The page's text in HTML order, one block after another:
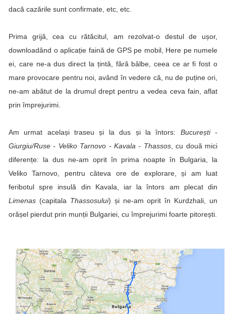
dacă cazările sunt confirmate, etc, etc.
Prima grijă, cea cu rătăcitul, am rezolvat-o destul de ușor,
downloadând o aplicație faină de GPS pe mobil, Here pe numele
ei, care ne-a dus direct la țintă, fără bâlbe, ceea ce ar fi fost o
mare provocare pentru noi, având în vedere că, nu de puține ori,
ne-am abătut de la drumul drept pentru a vedea ceva fain, aflat
prin împrejurimi.
Am urmat același traseu și la dus și la întors: București -
Giurgiu/Ruse - Veliko Tarnovo - Kavala - Thassos, cu două mici
diferențe: la dus ne-am oprit în prima noapte în Bulgaria, la
Veliko Tarnovo , pentru câteva ore de explorare, și am luat
feribotul spre insulă din Kavala , iar la întors am plecat din
Limenas (capitala Thassosului) și ne-am oprit în Kurdzhali , un
orășel pierdut prin munții Bulgariei, cu împrejurimi foarte pitorești.